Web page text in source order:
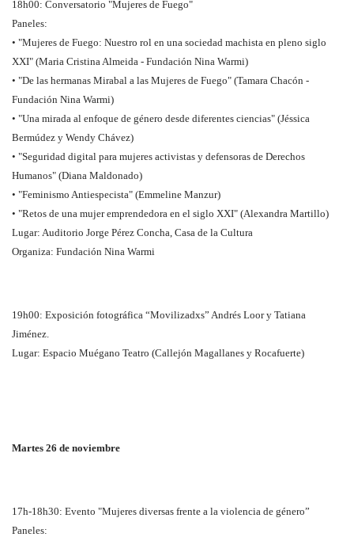
18h00: Conversatorio "Mujeres de Fuego"
Paneles:
• "Mujeres de Fuego: Nuestro rol en una sociedad machista en pleno siglo
XXI" (Maria Cristina Almeida - Fundación Nina Warmi)
• "De las hermanas Mirabal a las Mujeres de Fuego" (Tamara Chacón -
Fundación Nina Warmi)
• "Una mirada al enfoque de género desde diferentes ciencias" (Jéssica
Bermúdez y Wendy Chávez)
• "Seguridad digital para mujeres activistas y defensoras de Derechos
Humanos" (Diana Maldonado)
• "Feminismo Antiespecista" (Emmeline Manzur)
• "Retos de una mujer emprendedora en el siglo XXI" (Alexandra Martillo)
Lugar: Auditorio Jorge Pérez Concha, Casa de la Cultura
Organiza: Fundación Nina Warmi
19h00: Exposición fotográfica “Movilizadxs” Andrés Loor y Tatiana
Jiménez.
Lugar: Espacio Muégano Teatro (Callejón Magallanes y Rocafuerte)
Martes 26 de noviembre
17h-18h30: Evento "Mujeres diversas frente a la violencia de género”
Paneles: